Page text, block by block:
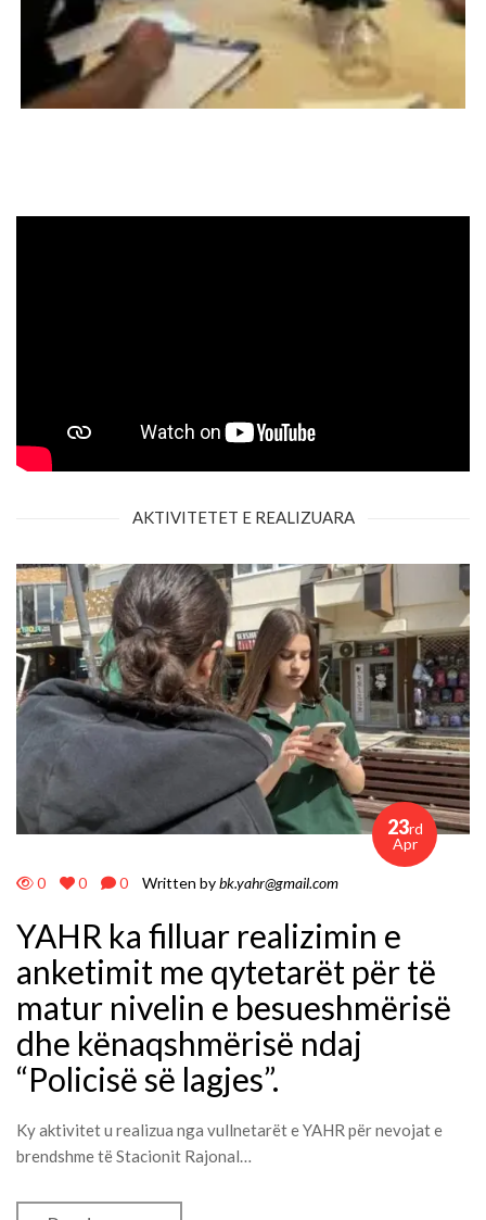
AKTIVITETET E REALIZUARA
23rd
Apr
0 0 0 Written bybk.yahr@gmail.com
YAHR ka filluar realizimin e
anketimit me qytetarët për të
matur nivelin e besueshmërisë
dhe kënaqshmërisë ndaj
“Policisë së lagjes”.
Ky aktivitet u realizua nga vullnetarët e YAHR për nevojat e
brendshme të Stacionit Rajonal…